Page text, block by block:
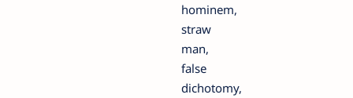
hominem,
straw
man,
false
dichotomy,